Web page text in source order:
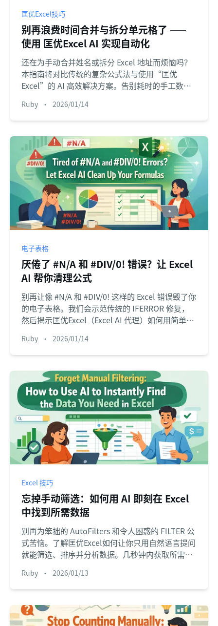
匡优Excel技巧
别再浪费时间合并与拆分单元格了 ——
使用 匡优Excel AI 实现自动化
还在为手动合并姓名或拆分 Excel 地址而烦恼吗？
本指南将对比传统的复杂公式法与使用“匡优
Excel”的 AI 高效解决方案。告别耗时的手工数据
Ruby • 2026/01/14
电子表格
厌倦了 #N/A 和 #DIV/0! 错误？让 Excel
AI 帮你清理公式
别再让像 #N/A 和 #DIV/0! 这样的 Excel 错误毁了你
的电子表格。我们会示范传统的 IFERROR 修复，
然后揭示匡优Excel（Excel AI 代理）如何用简单的
式编写时间。
Ruby • 2026/01/14
Excel 技巧
忘掉手动筛选：如何用 AI 即刻在 Excel
中找到所需数据
别再为笨拙的 AutoFilters 和令人困惑的 FILTER 公
式苦恼。了解匡优Excel如何让你只用自然语言提问
就能筛选、排序并分析数据。几秒钟内获取所需的
Ruby • 2026/01/13